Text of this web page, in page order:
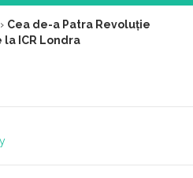
› Cea de-a Patra Revoluție
ICR Londra